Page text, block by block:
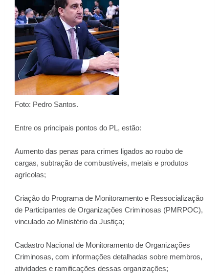
Foto: Pedro Santos.
Entre os principais pontos do PL, estão:
Aumento das penas para crimes ligados ao roubo de
cargas, subtração de combustíveis, metais e produtos
agrícolas;
Criação do Programa de Monitoramento e Ressocialização
de Participantes de Organizações Criminosas (PMRPOC),
vinculado ao Ministério da Justiça;
Cadastro Nacional de Monitoramento de Organizações
Criminosas, com informações detalhadas sobre membros,
atividades e ramificações dessas organizações;